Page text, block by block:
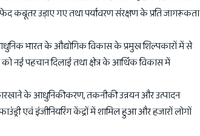
कबूतर उड़ाए गए तथा पर्यावरण संरक्षण के प्रति जागरूकता
भारत के औद्योगिक विकास के प्रमुख शिल्पकारों में से
नई पहचान दिलाई तथा क्षेत्र के आर्थिक विकास में
के आधुनिकीकरण, तकनीकी उन्नयन और उत्पादन
एवं इंजीनियरिंग केंद्रों में शामिल हुआ और हजारों लोगों